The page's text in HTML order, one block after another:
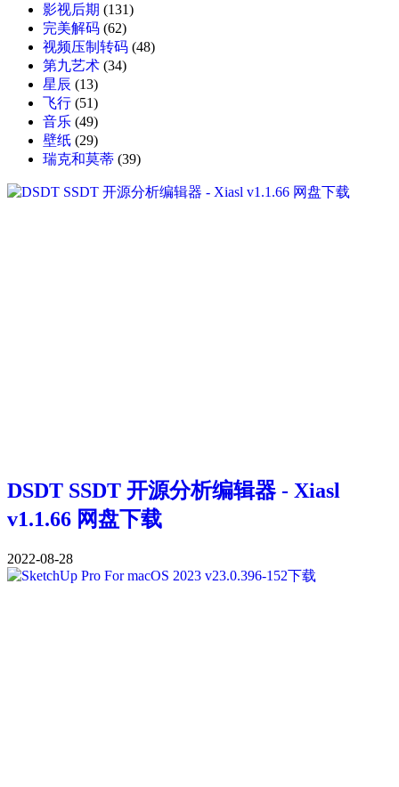
影视后期 (131)
完美解码 (62)
视频压制转码 (48)
第九艺术 (34)
星辰 (13)
飞行 (51)
音乐 (49)
壁纸 (29)
瑞克和莫蒂 (39)
DSDT SSDT 开源分析编辑器 - Xiasl
v1.1.66 网盘下载
2022-08-28